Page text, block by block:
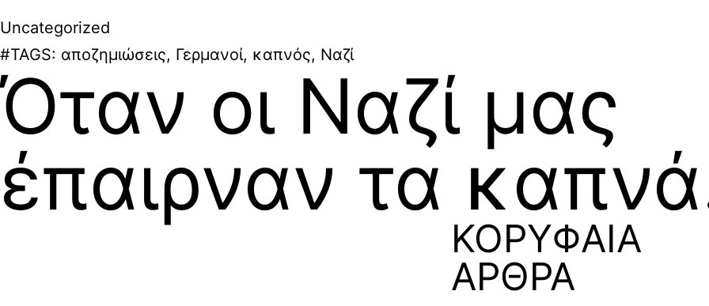
Uncategorized
#TAGS: αποζημιώσεις, Γερμανοί, καπνός, Ναζί
Όταν οι Ναζί μας
έπαιρναν τα
ΚΟΡΥΦΑΙΑ
ΑΡΘΡΑ